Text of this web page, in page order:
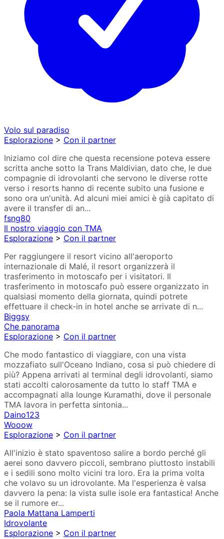
Volo sul paradiso
Esplorazione > Con il partner
Iniziamo col dire che questa recensione poteva essere
scritta anche sotto la Trans Maldivian, dato che, le due
compagnie di idrovolanti che servono le diverse rotte
verso i resorts hanno di recente subito una fusione e
sono ora un'unità. Ad alcuni miei amici è già capitato di
avere il transfer di an...
fsng80
Il nostro viaggio con TMA
Esplorazione > Con il partner
Per raggiungere il resort vicino all'aeroporto
internazionale di Malé, il resort organizzerà il
trasferimento in motoscafo per i visitatori. Il
trasferimento in motoscafo può essere organizzato in
qualsiasi momento della giornata, quindi potrete
effettuare il check-in in hotel anche se arrivate di n...
Biggsy
Che panorama
Esplorazione > Con il partner
Che modo fantastico di viaggiare, con una vista
mozzafiato sull'Oceano Indiano, cosa si può chiedere di
più? Appena arrivati al terminal degli idrovolanti, siamo
stati accolti calorosamente da tutto lo staff TMA e
accompagnati alla lounge Kuramathi, dove il personale
TMA lavora in perfetta sintonia...
Daino123
Wooow
Esplorazione > Con il partner
All'inizio è stato spaventoso salire a bordo perché gli
aerei sono davvero piccoli, sembrano piuttosto instabili
e i sedili sono molto vicini tra loro. Era la prima volta
che volavo su un idrovolante. Ma l'esperienza è valsa
davvero la pena: la vista sulle isole era fantastica! Anche
se il rumore er...
Paola Mattana Lamperti
Idrovolante
Esplorazione > Con il partner